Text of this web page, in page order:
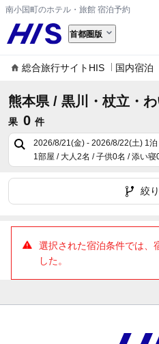
南小国町のホテル・旅館 宿泊予約
首都圏版
総合旅行サイトHIS 国内宿泊
熊本県 / 黒川・杖立・
果 0 件
2026/8/21(金) - 2026/8/22(土) 1泊
1部屋 / 大人2名 / 子供0名 / 添い寝
絞
選択された宿泊条件では、
した。